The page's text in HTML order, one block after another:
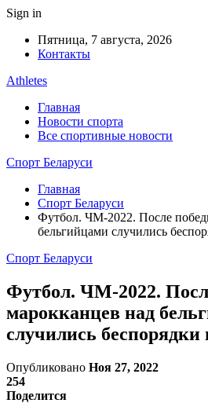
Sign in
Пятница, 7 августа, 2026
Контакты
Athletes
Главная
Новости спорта
Все спортивные новости
Спорт Беларуси
Главная
Спорт Беларуси
Футбол. ЧМ-2022. После
бельгийцами случились
Спорт Беларуси
Футбол. ЧМ-2022.
марокканцев над
случились беспорядки
Опубликовано Ноя 27, 2022
254
Поделится